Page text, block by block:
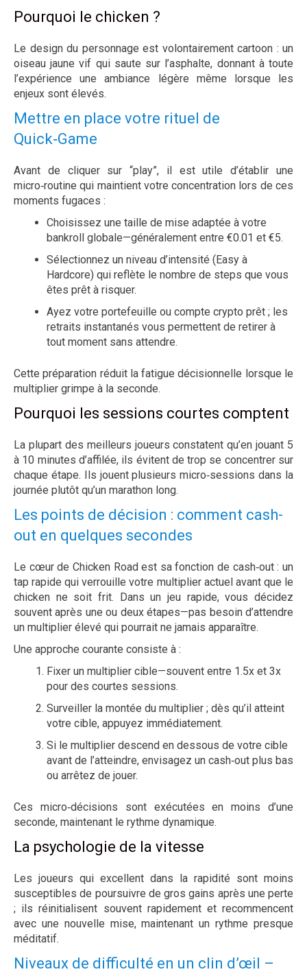
Pourquoi le chicken ?
Le design du personnage est volontairement cartoon : un
oiseau jaune vif qui saute sur l’asphalte, donnant à toute
l’expérience une ambiance légère même lorsque les
enjeux sont élevés.
Mettre en place votre rituel de
Quick‑Game
Avant de cliquer sur “play”, il est utile d’établir une
micro‑routine qui maintient votre concentration lors de ces
moments fugaces :
Choisissez une taille de mise adaptée à votre
bankroll globale—généralement entre €0.01 et €5.
Sélectionnez un niveau d’intensité (Easy à
Hardcore) qui reflète le nombre de steps que vous
êtes prêt à risquer.
Ayez votre portefeuille ou compte crypto prêt ; les
retraits instantanés vous permettent de retirer à
tout moment sans attendre.
Cette préparation réduit la fatigue décisionnelle lorsque le
multiplier grimpe à la seconde.
Pourquoi les sessions courtes comptent
La plupart des meilleurs joueurs constatent qu’en jouant 5
à 10 minutes d’affilée, ils évitent de trop se concentrer sur
chaque étape. Ils jouent plusieurs micro‑sessions dans la
journée plutôt qu’un marathon long.
Les points de décision : comment cash-
out en quelques secondes
Le cœur de Chicken Road est sa fonction de cash‑out : un
tap rapide qui verrouille votre multiplier actuel avant que le
chicken ne soit frit. Dans un jeu rapide, vous décidez
souvent après une ou deux étapes—pas besoin d’attendre
un multiplier élevé qui pourrait ne jamais apparaître.
Une approche courante consiste à :
Fixer un multiplier cible—souvent entre 1.5x et 3x
pour des courtes sessions.
Surveiller la montée du multiplier ; dès qu’il atteint
votre cible, appuyez immédiatement.
Si le multiplier descend en dessous de votre cible
avant de l’atteindre, envisagez un cash‑out plus bas
ou arrêtez de jouer.
Ces micro‑décisions sont exécutées en moins d’une
seconde, maintenant le rythme dynamique.
La psychologie de la vitesse
Les joueurs qui excellent dans la rapidité sont moins
susceptibles de poursuivre de gros gains après une perte
; ils réinitialisent souvent rapidement et recommencent
avec une nouvelle mise, maintenant un rythme presque
méditatif.
Niveaux de difficulté en un clin d’œil –